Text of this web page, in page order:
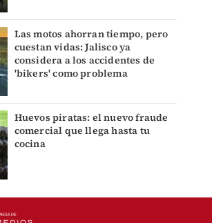
Las motos ahorran tiempo, pero
cuestan vidas: Jalisco ya
considera a los accidentes de
'bikers' como problema
Huevos piratas: el nuevo fraude
comercial que llega hasta tu
cocina